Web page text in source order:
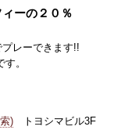
ーの２０％
レーできます!!
。
)トヨシマビル3F